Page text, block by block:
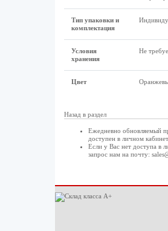
Тип упаковки и
комплектация
Условия
хранения
Не
Цвет
Назад в раздел
Ежедневно обновляемый
доступен в личном
Если у Вас нет доступа в
запрос нам на почту: